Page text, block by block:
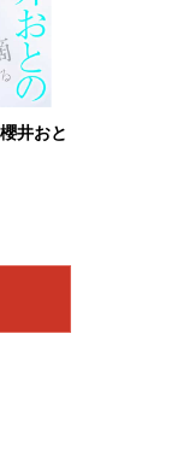
井おと